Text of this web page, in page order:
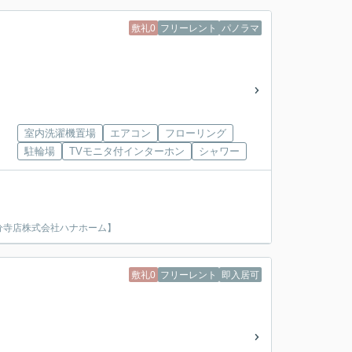
敷礼0 フリーレント パノラマ
室内洗濯機置場 エアコン
フローリング
駐輪場
TVモニタ付インターホン シャワー
店株式会社ハナホーム】
敷礼0 フリーレント 即入居可